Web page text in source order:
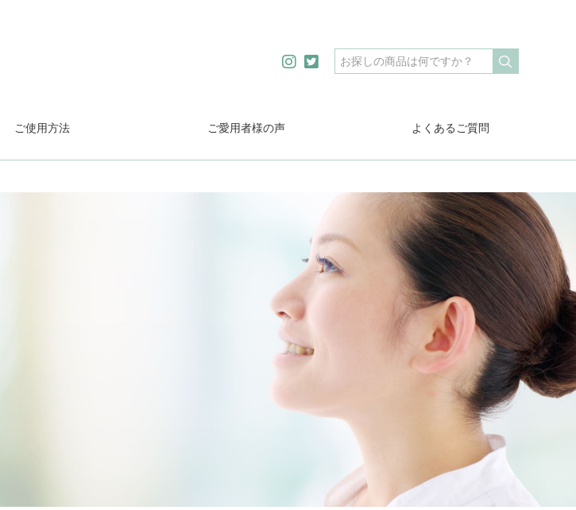
ご使用方法 ご愛用者様の声 よくあるご質問